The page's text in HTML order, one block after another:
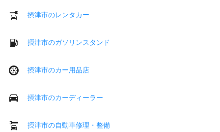
摂津市のレンタカー
摂津市のガソリンスタンド
摂津市のカー用品店
摂津市のカーディーラー
摂津市の自動車修理・整備